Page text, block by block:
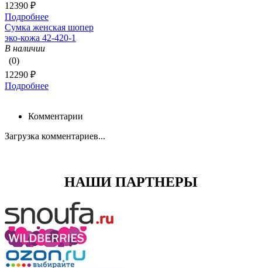
12390 ₽
Подробнее
Сумка женская шопер
эко-кожа 42-420-1
В наличии
(0)
12290 ₽
Подробнее
Комментарии
Загрузка комментариев...
НАШИ ПАРТНЕРЫ